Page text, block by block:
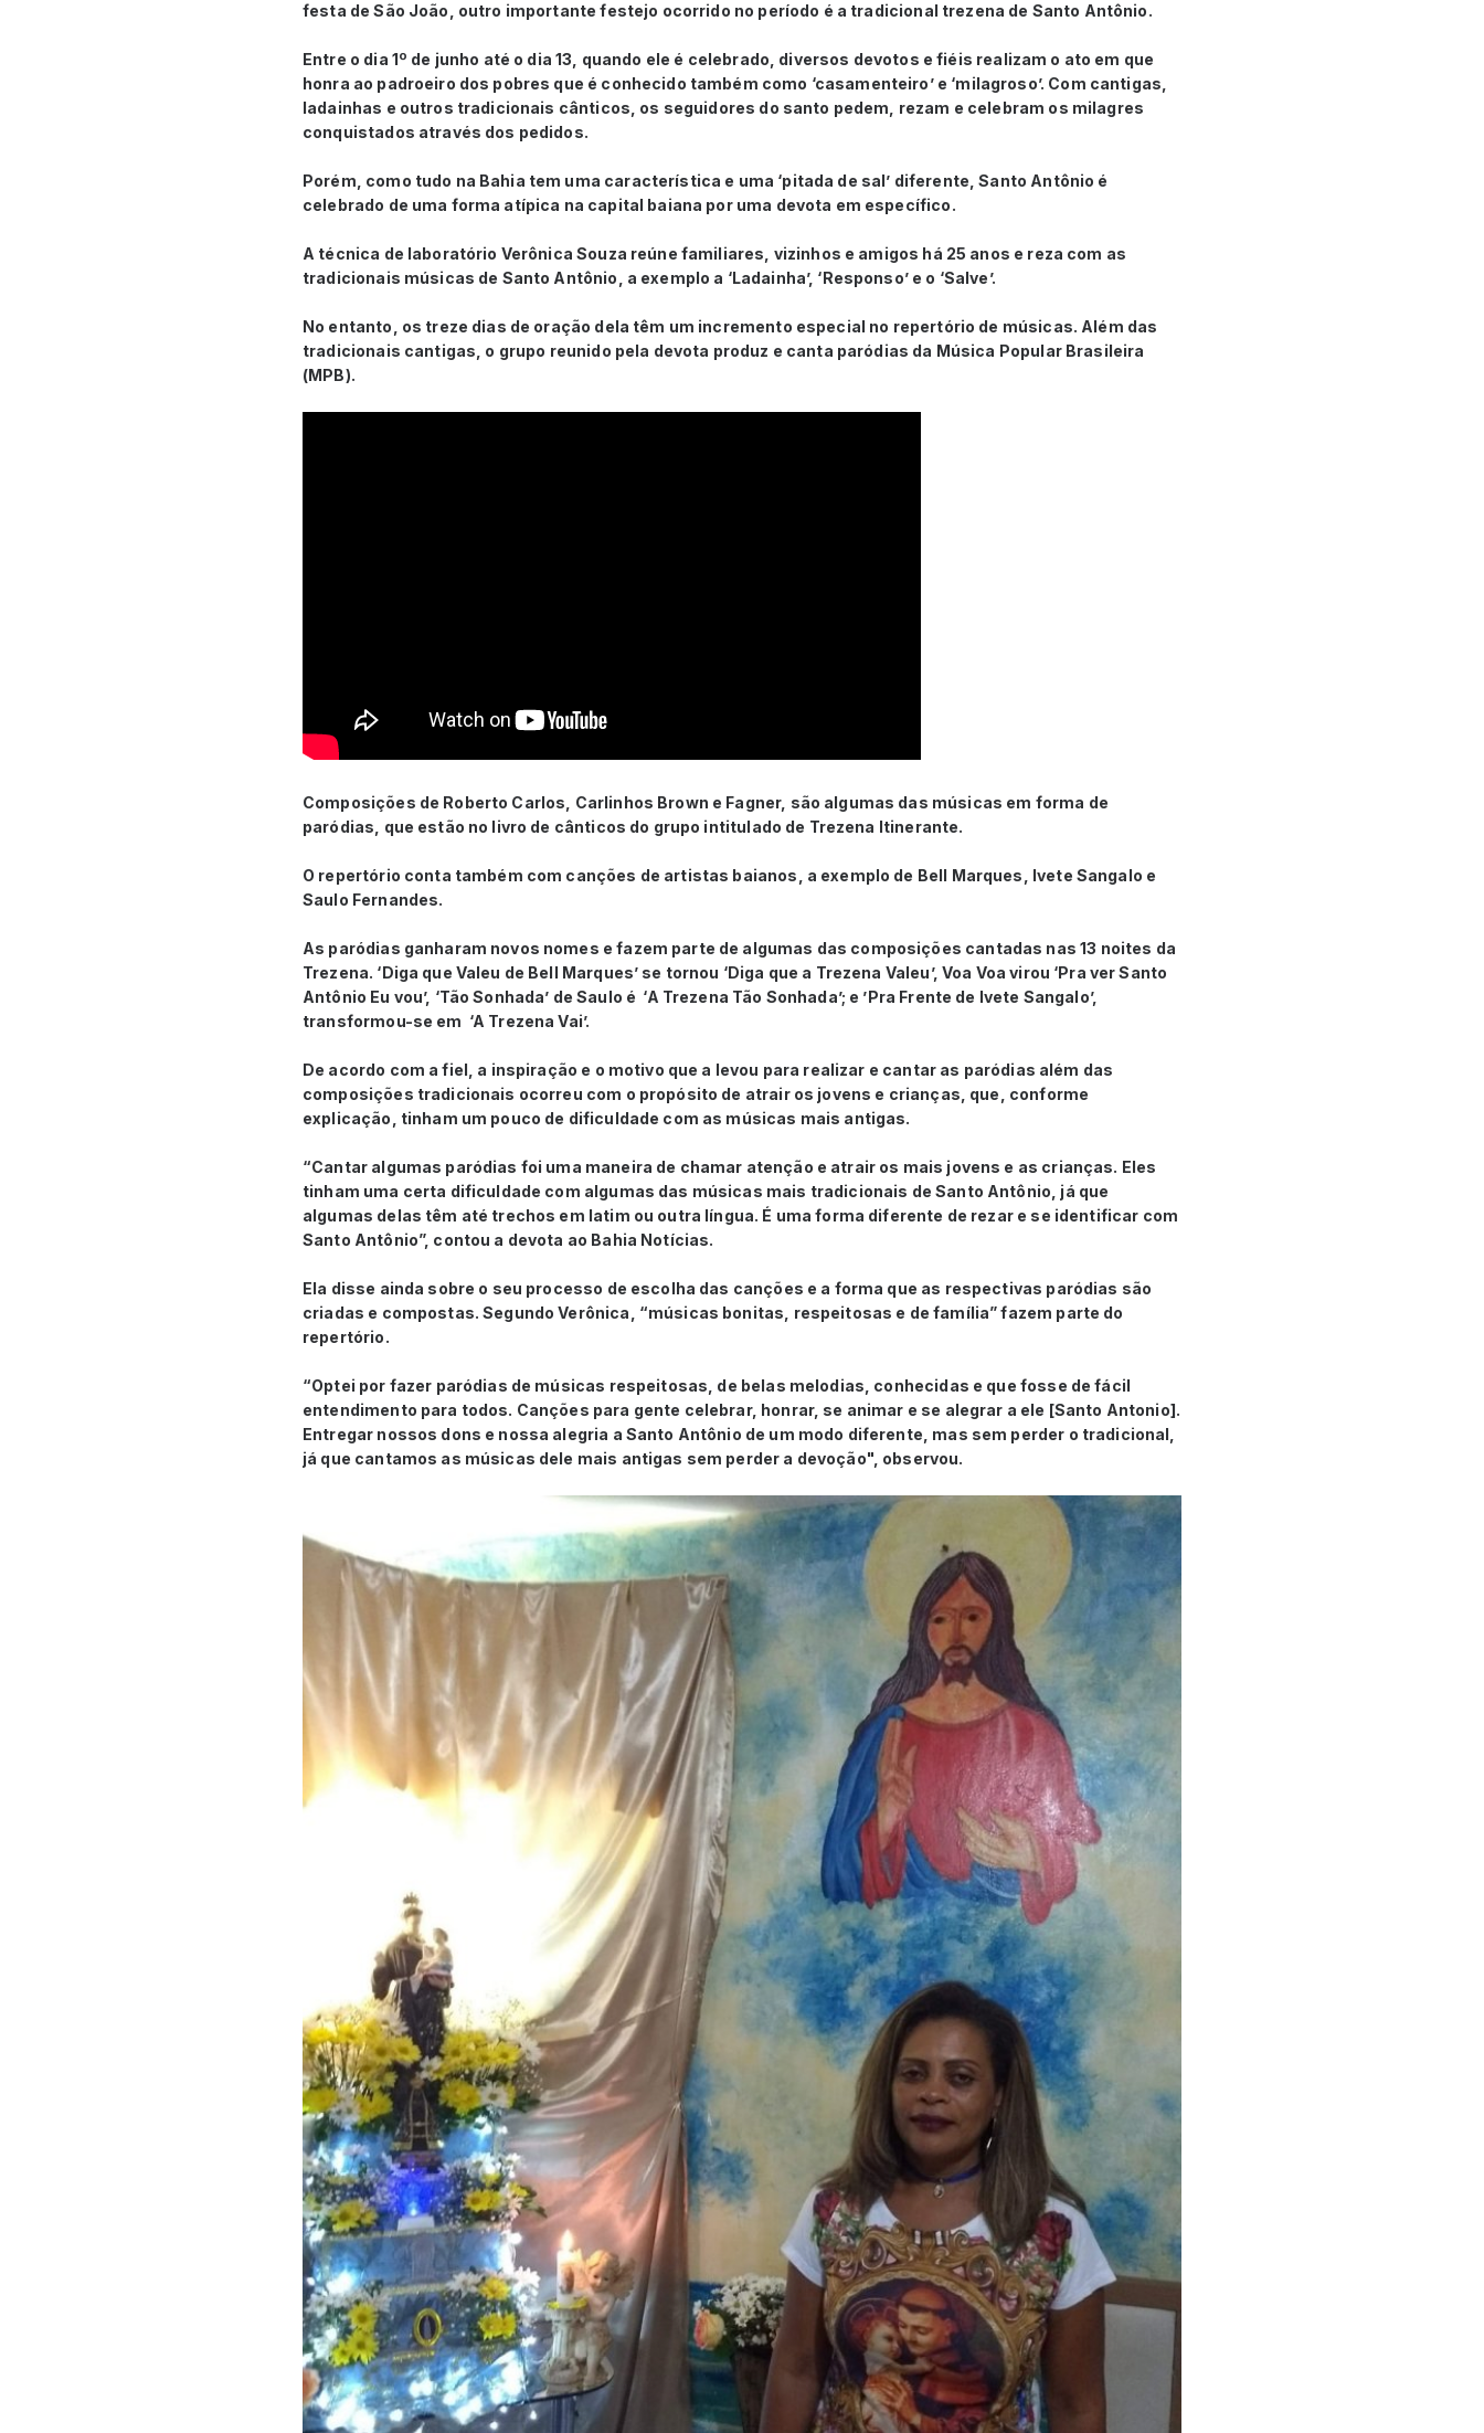
festa de São João, outro importante festejo ocorrido no período é a tradicional trezena de Santo Antônio.
Entre o dia 1º de junho até o dia 13, quando ele é celebrado, diversos devotos e fiéis realizam o ato em que
honra ao padroeiro dos pobres que é conhecido também como ‘casamenteiro’ e ‘milagroso’. Com cantigas,
ladainhas e outros tradicionais cânticos, os seguidores do santo pedem, rezam e celebram os milagres
conquistados através dos pedidos.
Porém, como tudo na Bahia tem uma característica e uma ‘pitada de sal’ diferente, Santo Antônio é
celebrado de uma forma atípica na capital baiana por uma devota em específico.
A técnica de laboratório Verônica Souza reúne familiares, vizinhos e amigos há 25 anos e reza com as
tradicionais músicas de Santo Antônio, a exemplo a ‘Ladainha’, ‘Responso’ e o ‘Salve’.
No entanto, os treze dias de oração dela têm um incremento especial no repertório de músicas. Além das
tradicionais cantigas, o grupo reunido pela devota produz e canta paródias da Música Popular Brasileira
(MPB).
Composições de Roberto Carlos, Carlinhos Brown e Fagner, são algumas das músicas em forma de
paródias, que estão no livro de cânticos do grupo intitulado de Trezena Itinerante.
O repertório conta também com canções de artistas baianos, a exemplo de Bell Marques, Ivete Sangalo e
Saulo Fernandes.
As paródias ganharam novos nomes e fazem parte de algumas das composições cantadas nas 13 noites da
Trezena. ‘Diga que Valeu de Bell Marques’ se tornou ‘Diga que a Trezena Valeu’, Voa Voa virou ‘Pra ver Santo
Antônio Eu vou’, ‘Tão Sonhada’ de Saulo é ‘A Trezena Tão Sonhada’; e ’Pra Frente de Ivete Sangalo’,
transformou-se em ‘A Trezena Vai’.
De acordo com a fiel, a inspiração e o motivo que a levou para realizar e cantar as paródias além das
composições tradicionais ocorreu com o propósito de atrair os jovens e crianças, que, conforme
explicação, tinham um pouco de dificuldade com as músicas mais antigas.
“Cantar algumas paródias foi uma maneira de chamar atenção e atrair os mais jovens e as crianças. Eles
tinham uma certa dificuldade com algumas das músicas mais tradicionais de Santo Antônio, já que
algumas delas têm até trechos em latim ou outra língua. É uma forma diferente de rezar e se identificar com
Santo Antônio”, contou a devota ao Bahia Notícias.
Ela disse ainda sobre o seu processo de escolha das canções e a forma que as respectivas paródias são
criadas e compostas. Segundo Verônica, “músicas bonitas, respeitosas e de família” fazem parte do
repertório.
“Optei por fazer paródias de músicas respeitosas, de belas melodias, conhecidas e que fosse de fácil
entendimento para todos. Canções para gente celebrar, honrar, se animar e se alegrar a ele [Santo Antonio].
Entregar nossos dons e nossa alegria a Santo Antônio de um modo diferente, mas sem perder o tradicional,
já que cantamos as músicas dele mais antigas sem perder a devoção", observou.